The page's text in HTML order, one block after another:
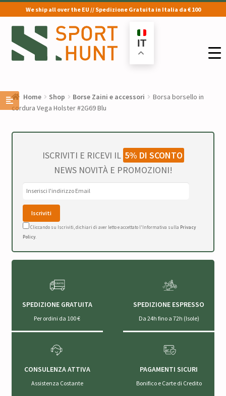
We ship all over the EU // Spedizione Gratuita in Italia da € 100
Vai
alla
navigazione
Vai
al
contenuto
IT
Home Shop Borse Zaini e accessori
Borsa borsello in
cordura Vega Holster #2G69 Blu
ISCRIVITI E RICEVI IL 5% DI SCONTO
NEWS NOVITÀ E PROMOZIONI!
Cliccando su Iscriviti, dichiari di aver letto e accettato l'Informativa sulla Privacy
Policy.
SPEDIZIONE GRATUITA
Per ordini da 100 €
SPEDIZIONE ESPRESSO
Da 24h fino a 72h (Isole)
CONSULENZA ATTIVA
Assistenza Costante
PAGAMENTI SICURI
Bonifico e Carte di Credito